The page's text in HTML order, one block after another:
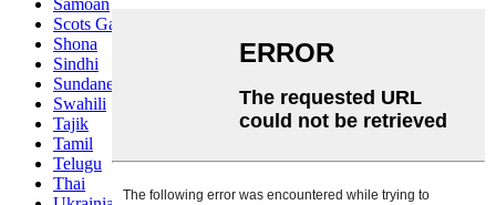
Scots Gaelic
Shona
Sindhi
Sundanese
Swahili
Tajik
Tamil
Telugu
Thai